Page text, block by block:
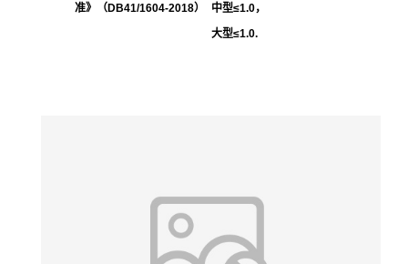
准》（DB41/1604-2018）
中型≤1.0，
大型≤1.0.